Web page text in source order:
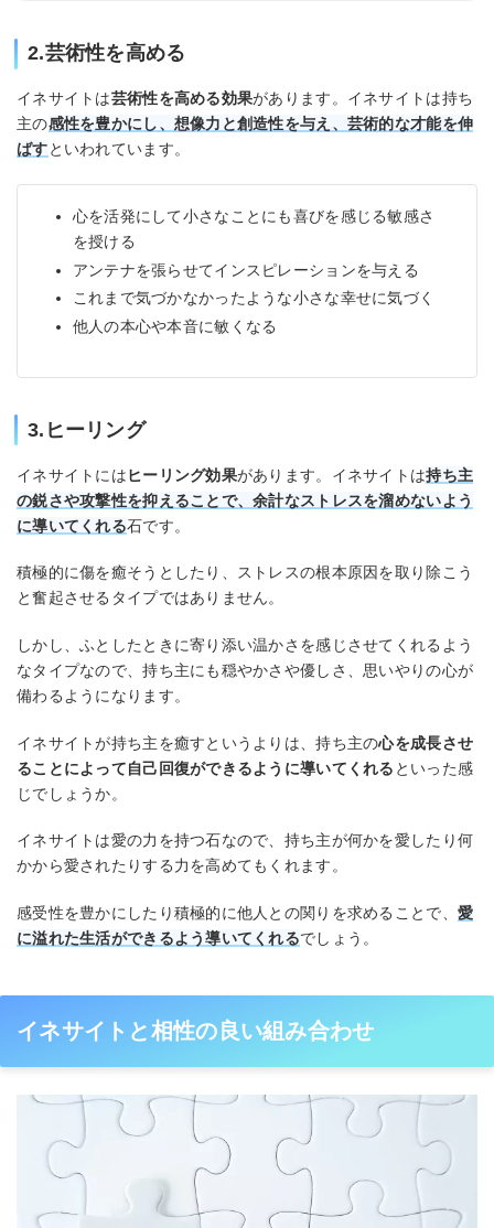
2.芸術性を高める
イネサイトは芸術性を高める効果があります。イネサイトは持ち
主の感性を豊かにし、想像力と創造性を与え、芸術的な才能を伸
ばすといわれています。
心を活発にして小さなことにも喜びを感じる敏感さ
を授ける
アンテナを張らせてインスピレーションを与える
これまで気づかなかったような小さな幸せに気づく
他人の本心や本音に敏くなる
3.ヒーリング
イネサイトにはヒーリング効果があります。イネサイトは持ち主
の鋭さや攻撃性を抑えることで、余計なストレスを溜めないよう
に導いてくれる石です。
積極的に傷を癒そうとしたり、ストレスの根本原因を取り除こう
と奮起させるタイプではありません。
しかし、ふとしたときに寄り添い温かさを感じさせてくれるよう
なタイプなので、持ち主にも穏やかさや優しさ、思いやりの心が
備わるようになります。
イネサイトが持ち主を癒すというよりは、持ち主の心を成長させ
ることによって自己回復ができるように導いてくれる といった感
じでしょうか。
イネサイトは愛の力を持つ石なので、持ち主が何かを愛したり何
かから愛されたりする力を高めてもくれます。
感受性を豊かにしたり積極的に他人との関りを求めることで、 愛
に溢れた生活ができるよう導いてくれるでしょう。
イネサイトと相性の良い組み合わせ